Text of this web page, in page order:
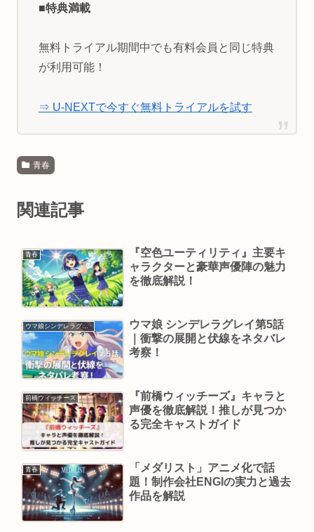
■特典満載
無料トライアル期間中でも有料会員と同じ特典
が利用可能！
⇒ U-NEXTで今すぐ無料トライアルを試す
青春
関連記事
青春
『空色ユーティリティ』主要キ
ャラクターと豪華声優陣の魅力
を徹底解説！
ウマ娘シンデレラグレイ
ウマ娘 シンデレラグレイ第5話
｜衝撃の展開と伏線をネタバレ
考察！
前橋ウィッチーズ
『前橋ウィッチーズ』キャラと
声優を徹底解説！推しが見つか
る完全キャストガイド
青春
「メダリスト」アニメ化で話
題！制作会社ENGIの実力と過去
作品を解説